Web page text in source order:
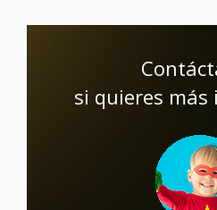
si quieres